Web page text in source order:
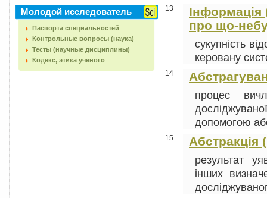
Молодой исследователь
Паспорта специальностей
Контрольные вопросы (наука)
Тесты (научные дисциплины)
Кодекс, этика ученого
13
Інформація
про що-
сукупність
керовану
14
процес
допомогою
15 Абстракція
результат
інших